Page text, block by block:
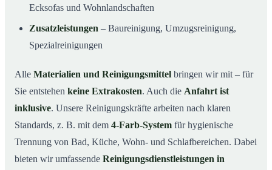
Ecksofas und Wohnlandschaften
Zusatzleistungen – Baureinigung, Umzugsreinigung,
Spezialreinigungen
Alle Materialien und Reinigungsmittel bringen wir mit – für
Sie entstehen keine Extrakosten. Auch die Anfahrt ist
inklusive. Unsere Reinigungskräfte arbeiten nach klaren
Standards, z. B. mit dem 4-Farb-System für hygienische
Trennung von Bad, Küche, Wohn- und Schlafbereichen. Dabei
bieten wir umfassende Reinigungsdienstleistungen in